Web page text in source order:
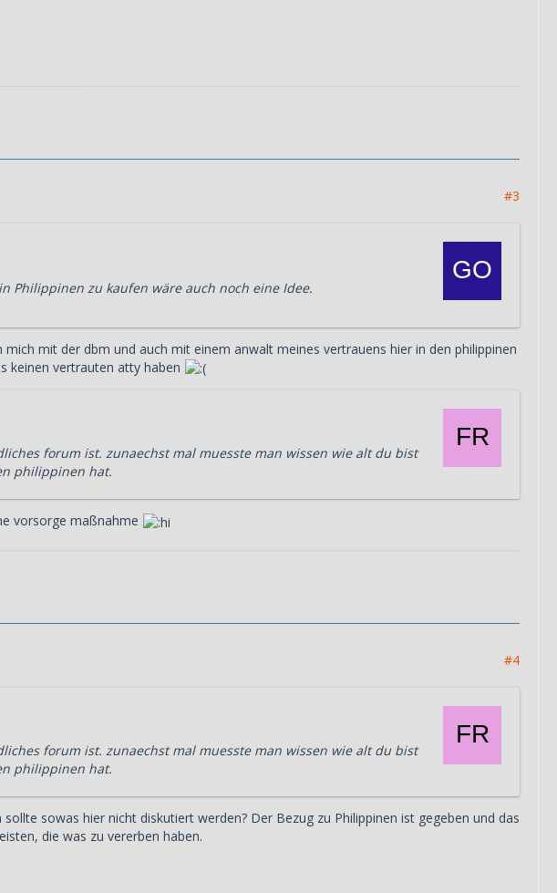
#3
Philippinen zu kaufen wäre auch noch eine Idee.
mit der dbm und auch mit einem anwalt meines vertrauens hier in den philippinen
keinen vertrauten atty haben
forum ist. zunaechst mal muesste man wissen wie alt du bist
philippinen hat.
vorsorge maßnahme
#4
forum ist. zunaechst mal muesste man wissen wie alt du bist
philippinen hat.
sowas hier nicht diskutiert werden? Der Bezug zu Philippinen ist gegeben und das
die was zu vererben haben.